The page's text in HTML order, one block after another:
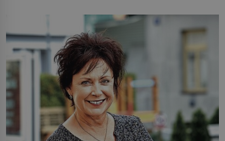
Jsme spolu moc rádi Tehdy byla jiná doba, když